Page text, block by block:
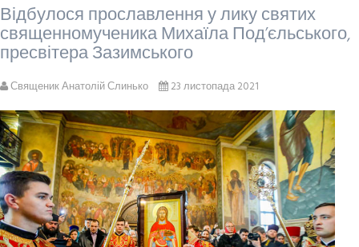
Відбулося прославлення у лику святих
священномученика Михаїла Под’єльського,
пресвітера Зазимського
Священик Анатолій Слинько 23 листопада 2021